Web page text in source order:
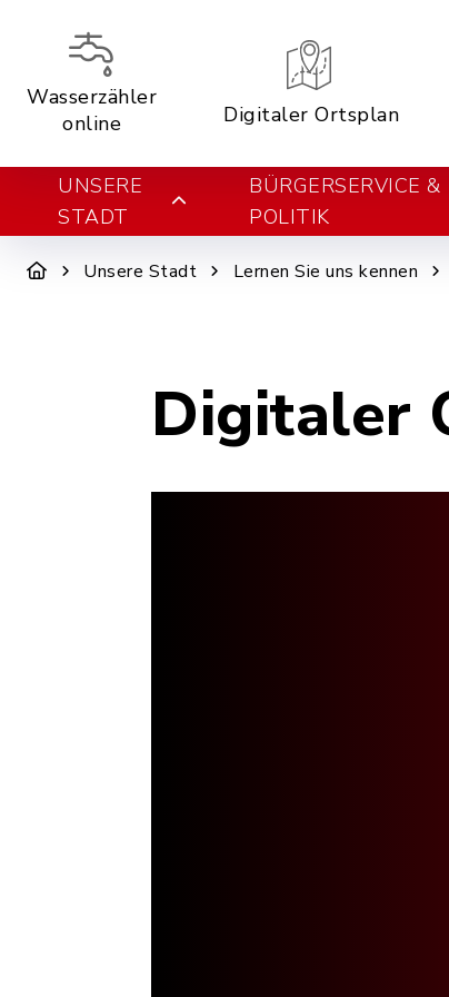
Wasserzähler
online
Digitaler Ortsplan
UNSERE
STADT
BÜRGERSERVICE &
POLITIK
Unsere Stadt Lernen Sie uns kennen
Digitaler